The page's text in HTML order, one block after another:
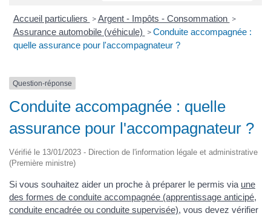
Accueil particuliers > Argent - Impôts - Consommation >
Assurance automobile (véhicule) > Conduite accompagnée :
quelle assurance pour l'accompagnateur ?
Question-réponse
Conduite accompagnée : quelle
assurance pour l'accompagnateur ?
Vérifié le 13/01/2023 - Direction de l'information légale et administrative
(Première ministre)
Si vous souhaitez aider un proche à préparer le permis via une
des formes de conduite accompagnée (apprentissage anticipé,
conduite encadrée ou conduite supervisée), vous devez vérifier